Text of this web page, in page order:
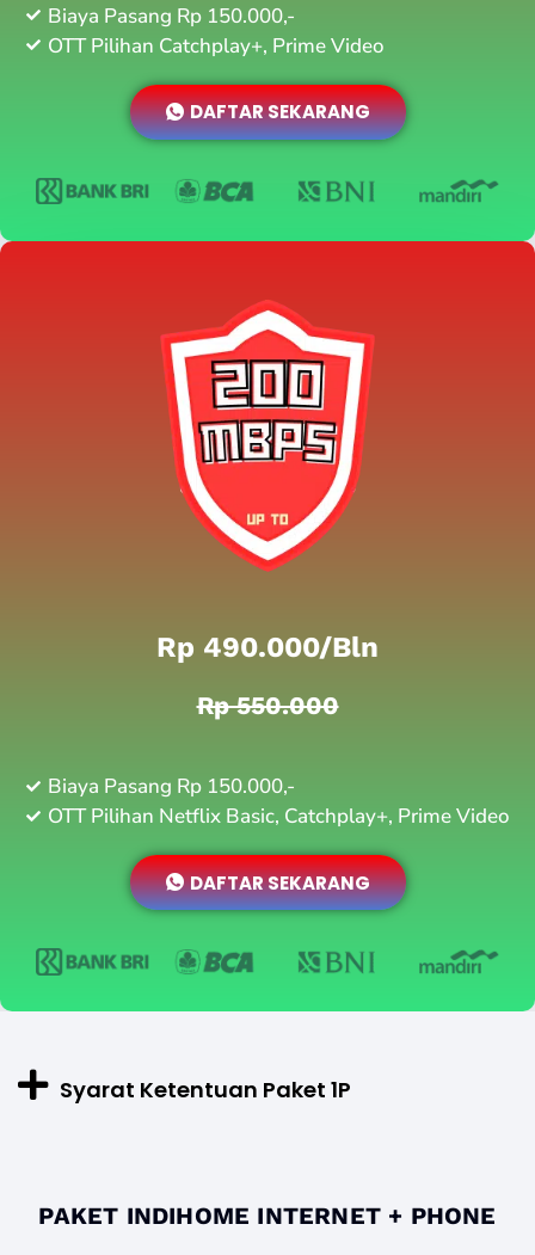
Biaya Pasang Rp 150.000,-
OTT Pilihan Catchplay+, Prime Video
DAFTAR SEKARANG
Rp 490.000/bln
Rp 550.000
Biaya Pasang Rp 150.000,-
OTT Pilihan Netflix Basic, Catchplay+, Prime Video
DAFTAR SEKARANG
Syarat Ketentuan Paket 1P
PAKET INDIHOME INTERNET + PHONE